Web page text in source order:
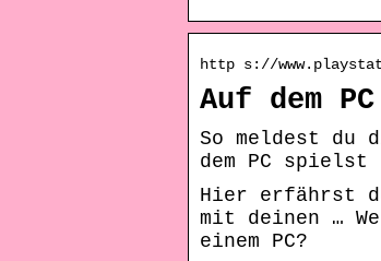
http s://
Auf dem
So meldest du
dem PC spielst
Hier erfährst
mit deinen …
einem PC?